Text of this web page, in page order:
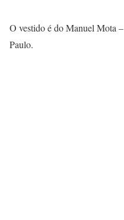
O vestido é do Manuel Mota
Paulo.